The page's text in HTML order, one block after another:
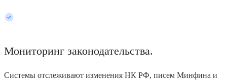
Мониторинг законодательства.
Системы отслеживают изменения НК РФ, писем Минфина и